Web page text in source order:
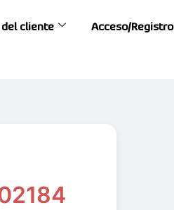
del cliente Acceso/Registro